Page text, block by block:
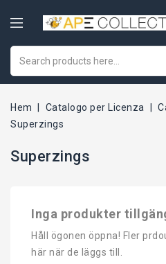
Hem Catalogo per Licenza
Superzings
Superzings
Inga produkter
Håll ögonen öppna! Fler
här när de läggs till.